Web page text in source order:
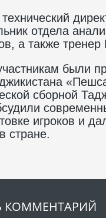
отдела
а также тренер
были
сборной
игроков и
стране.
КОММЕНТАРИЙ